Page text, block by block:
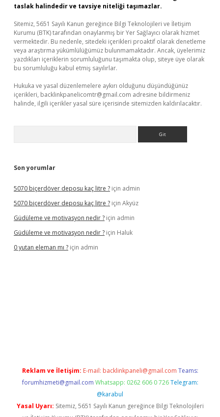
taslak halindedir ve tavsiye niteliği taşımazlar.
Sitemiz, 5651 Sayılı Kanun gereğince Bilgi Teknolojileri ve İletişim
Kurumu (BTK) tarafından onaylanmış bir Yer Sağlayıcı olarak hizmet
vermektedir. Bu nedenle, sitedeki içerikleri proaktif olarak denetleme
veya araştırma yükümlülüğümüz bulunmamaktadır. Ancak, üyelerimiz
yazdıkları içeriklerin sorumluluğunu taşımakta olup, siteye üye olarak
bu sorumluluğu kabul etmiş sayılırlar.
Hukuka ve yasal düzenlemelere aykırı olduğunu düşündüğünüz
içerikleri, backlinkpanelicomtr@gmail.com adresine bildirmeniz
halinde, ilgili içerikler yasal süre içerisinde sitemizden kaldırılacaktır.
Son yorumlar
5070 biçerdöver deposu kaç litre ? için admin
5070 biçerdöver deposu kaç litre ? için Akyüz
Güdüleme ve motivasyon nedir ? için admin
Güdüleme ve motivasyon nedir ? için Haluk
0 yutan eleman mı ? için admin
Reklam ve İletişim: E-mail: backlinkpaneli@gmail.com Teams:
forumhizmeti@gmail.com Whatsapp: 0262 606 0 726 Telegram:
@karabul
Yasal Uyarı: Sitemiz, 5651 Sayılı Kanun gereğince Bilgi Teknolojileri